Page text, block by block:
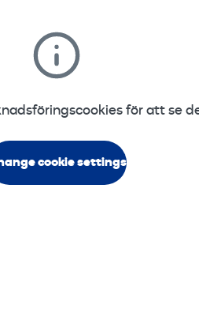
för att se
cookie settings